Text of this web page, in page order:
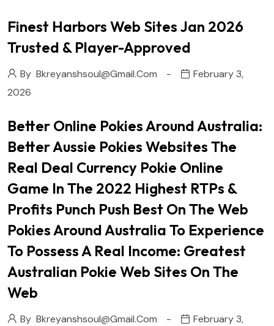
Finest Harbors Web Sites Jan 2026
Trusted & Player-Approved
By Bkreyanshsoul@gmail.com
February 3,
2026
Better Online Pokies Around Australia:
Better Aussie Pokies Websites The
Real Deal Currency Pokie Online
Game In The 2022 Highest RTPs &
Profits Punch Push Best On The Web
Pokies Around Australia To Experience
To Possess A Real Income: Greatest
Australian Pokie Web Sites On The
Web
By Bkreyanshsoul@gmail.com
February 3,